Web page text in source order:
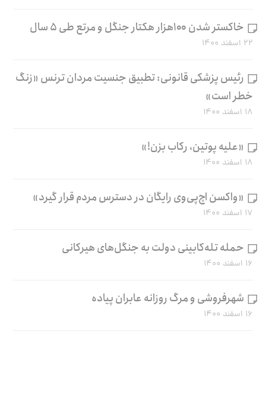
خاکستر شدن ۱۰۰هزار هکتار جنگل و مرتع طی ۵ سال
۲۲ اسفند ۱۴۰۰
رئیس پزشکی قانونی: تطبیق جنسیت مردان ترنس «زنگ
خطر است»
۱۸ اسفند ۱۴۰۰
«علیه پوتین، رکاب بزن!»
۱۸ اسفند ۱۴۰۰
«واکسن اچ‌پی‌وی رایگان در دسترس مردم قرار گیرد»
۱۷ اسفند ۱۴۰۰
حمله تله‌کابینی دولت به جنگل‌های هیرکانی
۱۶ اسفند ۱۴۰۰
شهرفروشی و مرگ روزانه عابران پیاده
۱۶ اسفند ۱۴۰۰